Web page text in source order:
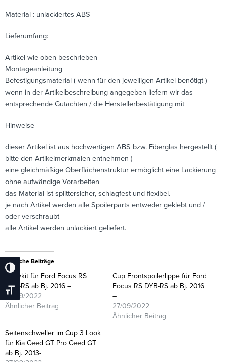
Umschalten Auf Hohe Kontraste
Schrift Vergrößern
Material : unlackiertes ABS
Lieferumfang:
Artikel wie oben beschrieben
Montageanleitung
Befestigungsmaterial ( wenn für den jeweiligen Artikel benötigt )
wenn in der Artikelbeschreibung angegeben liefern wir das
entsprechende Gutachten / die Herstellerbestätigung mit
Hinweise
dieser Artikel ist aus hochwertigen ABS bzw. Fiberglas hergestellt (
bitte den Artikelmerkmalen entnehmen )
eine gleichmäßige Oberflächenstruktur ermöglicht eine Lackierung
ohne aufwändige Vorarbeiten
das Material ist splittersicher, schlagfest und flexibel.
je nach Artikel werden alle Spoilerparts entweder geklebt und /
oder verschraubt
alle Artikel werden unlackiert geliefert.
Ähnliche Beiträge
Bodykit für Ford Focus RS
DYB-RS ab Bj. 2016 –
27/09/2022
Ähnlicher Beitrag
Cup Frontspoilerlippe für Ford
Focus RS DYB-RS ab Bj. 2016
–
27/09/2022
Ähnlicher Beitrag
Seitenschweller im Cup 3 Look
für Kia Ceed GT Pro Ceed GT
ab Bj. 2013-